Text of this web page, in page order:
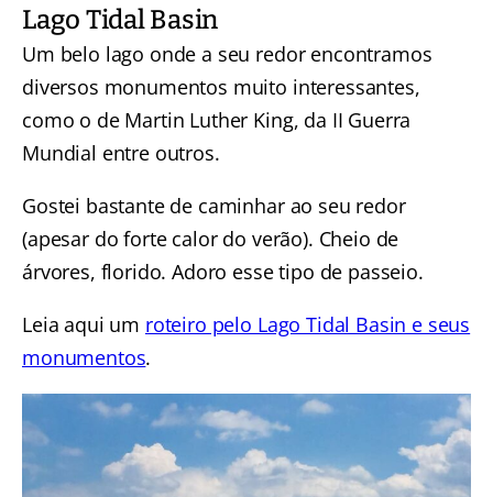
Lago Tidal Basin
Um belo lago onde a seu redor encontramos
diversos monumentos muito interessantes,
como o de Martin Luther King, da II Guerra
Mundial entre outros.
Gostei bastante de caminhar ao seu redor
(apesar do forte calor do verão). Cheio de
árvores, florido. Adoro esse tipo de passeio.
Leia aqui um roteiro pelo Lago Tidal Basin e seus
monumentos.